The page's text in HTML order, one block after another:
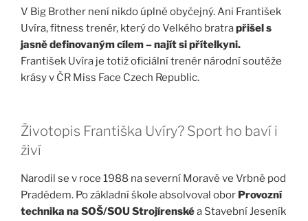
V Big Brother není nikdo úplně obyčejný. Ani František
Uvíra, fitness trenér, který do Velkého bratrapřišel s
jasně definovaným cílem – najít si přítelkyni.
František Uvíra je totiž oficiální trenér národní soutěže
krásy v ČR Miss Face Czech Republic.
Životopis Františka Uvíry? Sport ho baví i
živí
Narodil se v roce 1988 na severní Moravě ve Vrbně pod
Pradědem. Po základní škole absolvoval obor Provozní
technika na SOŠ/SOU Strojírenskéa Stavební Jeseník